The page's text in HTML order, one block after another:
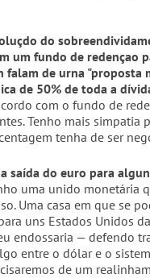
do
um fundo de redençao
de urna "proposta
de 50% de toda a
com o fundo de
Tenho mais simpatia
tenha de ser
saída do euro para
uma unido monetária
Uma casa em que se
uns Estados Unidos
endossaria — defendo
entre o dólar e o
de um